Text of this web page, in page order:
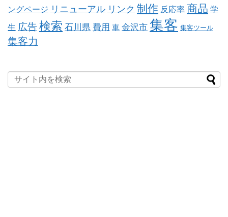
ングページ リニューアル リンク 制作 反応率 商品 学
生 広告検索 石川県 費用 車 金沢市 集客 集客ツール
集客力